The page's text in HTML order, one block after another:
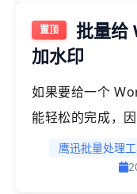
也是能非常轻松
批量给
加水印
如果要给一个
能轻松的完成，
作，并且也有很
那假如需要给
鹰迅批量处理